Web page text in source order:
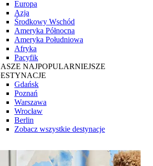
Europa
Azja
Środkowy Wschód
Ameryka Północna
Ameryka Południowa
Afryka
Pacyfik
NAJPOPULARNIEJSZE
Gdańsk
Poznań
Warszawa
Wrocław
Berlin
Zobacz wszystkie destynacje